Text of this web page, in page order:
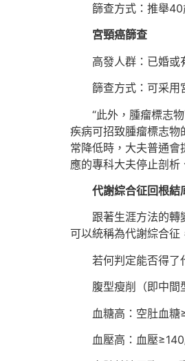
篩查方式：推舉
宮頸癌篩查
高發人群：已婚或
篩查方式：可采用
“此外，腫瘤標志
疾病可招致腫瘤標志物
常降低時，大夫普通
應的專科大夫停止剖析
代謝綜合征回根結
跟著生涯方法的
可以統稱為代謝綜合征
若何判定能否得了
腹型瘦削（即中
血糖高：空肚血
血壓高：血壓